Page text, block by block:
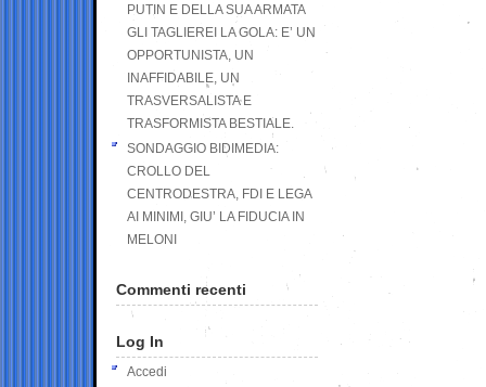
PUTIN E DELLA SUA ARMATA
GLI TAGLIEREI LA GOLA: E’ UN
OPPORTUNISTA, UN
INAFFIDABILE, UN
TRASVERSALISTA E
TRASFORMISTA BESTIALE.
SONDAGGIO BIDIMEDIA:
CROLLO DEL
CENTRODESTRA, FDI E LEGA
AI MINIMI, GIU’ LA FIDUCIA IN
MELONI
Commenti recenti
Log In
Accedi